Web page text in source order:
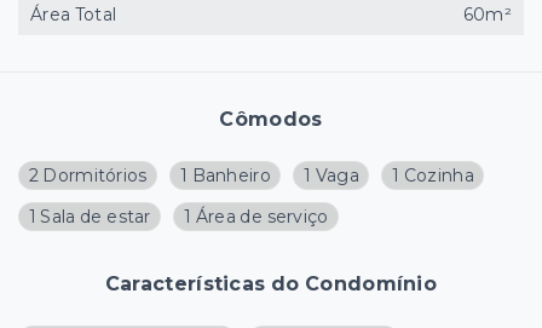
Cômodos
2 Dormitórios 1 Banheiro 1 Vaga
1 Cozinha
1 Sala de estar
1 Área de serviço
Características do Condomínio
Área Total
60m²